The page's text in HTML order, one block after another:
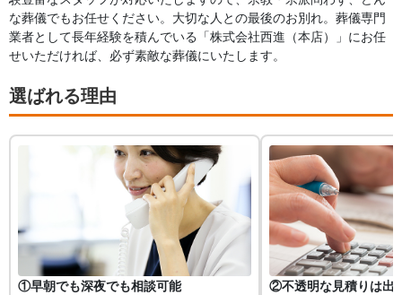
な葬儀でもお任せください。大切な人との最後のお別れ。葬儀専門
業者として長年経験を積んでいる「株式会社西進（本店）」にお任
せいただければ、必ず素敵な葬儀にいたします。
選ばれる理由
①早朝でも深夜でも相談可能 ②不透明な見積りは出